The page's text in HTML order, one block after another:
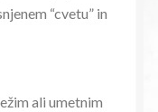
“cvetu” in
ali umetnim